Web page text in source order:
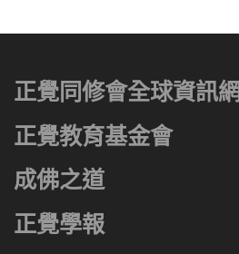
正覺同修會全球資訊網
正覺教育基金會
成佛之道
正覺學報